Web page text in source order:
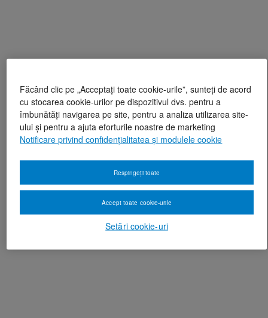
Făcând clic pe „Acceptați toate cookie-urile”, sunteți de acord
cu stocarea cookie-urilor pe dispozitivul dvs. pentru a
îmbunătăți navigarea pe site, pentru a analiza utilizarea site-
ului și pentru a ajuta eforturile noastre de marketing
Notificare privind confidențialitatea și modulele cookie
Setări cookie-uri
Respingeți toate
Accept toate cookie-urile